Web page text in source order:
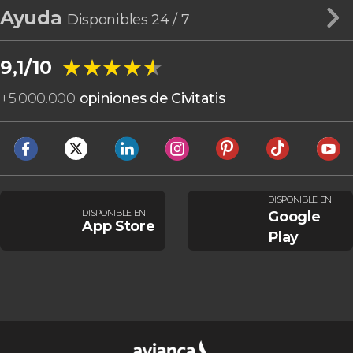
Ayuda Disponibles 24 / 7
9,1/10 ★★★★★
★★★★★
+5.000.000 opiniones de Civitatis
DISPONIBLE EN
App Store
DISPONIBLE EN
Google
Play